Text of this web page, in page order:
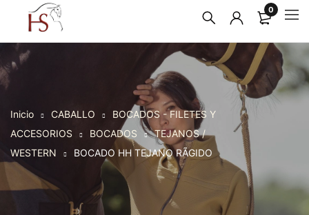
0
Inicio CABALLO
BOCADOS - FILETES Y
ACCESORIOS
BOCADOS
TEJANOS /
WESTERN
BOCADO HH TEJANO RÃGIDO